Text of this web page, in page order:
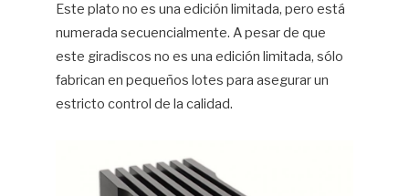
Este plato no es una edición limitada, pero está
numerada secuencialmente. A pesar de que
este giradiscos no es una edición limitada, sólo
fabrican en pequeños lotes para asegurar un
estricto control de la calidad.